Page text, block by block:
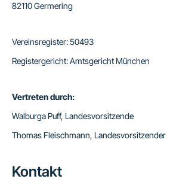
82110 Germering
Vereinsregister: 50493
Registergericht: Amtsgericht München
Vertreten durch:
Walburga Puff, Landesvorsitzende
Thomas Fleischmann, Landesvorsitzender
Kontakt